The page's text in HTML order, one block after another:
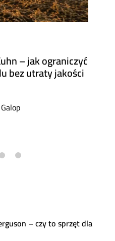
– jak ograniczyć
bez utraty jakości
Galop
– czy to sprzęt dla